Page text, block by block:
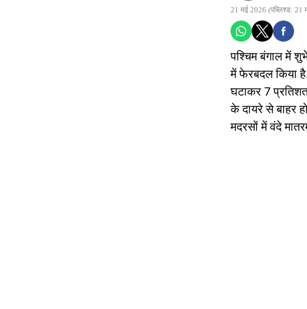
21 मई 2026 (पब्लिश्ड:
पश्चिम बंगाल में
में फेरबदल किया
घटाकर 7
के दायरे से बाहर
मदरसों में वंदे